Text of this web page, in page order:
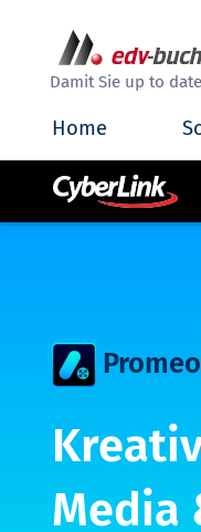
Damit Sie up to
Home
Promeo
Media